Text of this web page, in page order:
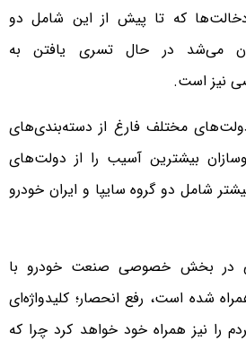
که تا پیش از این شامل دو
می‌شد در حال تسری یافتن به
نیز است.
مختلف فارغ از دسته‌بندی‌های
بیشترین آسیب را از دولت‌های
شامل دو گروه سایپا و ایران خودرو
در بخش خصوصی صنعت خودرو با
شده است، رفع انحصار؛ کلیدواژه‌ای
را نیز همراه خود خواهد کرد چرا که